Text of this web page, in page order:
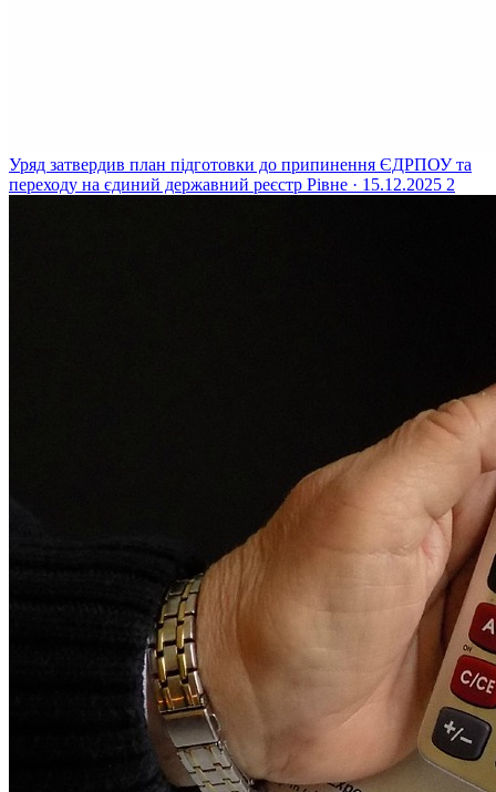
Уряд затвердив план підготовки до припинення ЄДРПОУ та
переходу на єдиний державний реєстр Рівне · 15.12.2025 2